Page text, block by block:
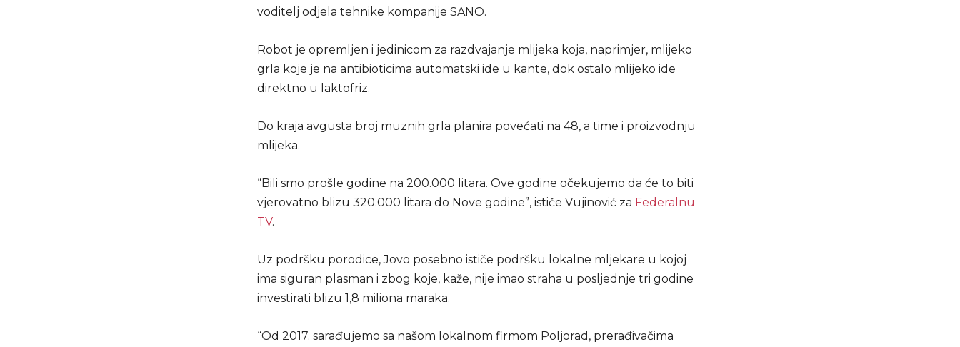
voditelj odjela tehnike kompanije SANO.
Robot je opremljen i jedinicom za razdvajanje mlijeka koja, naprimjer, mlijeko
grla koje je na antibioticima automatski ide u kante, dok ostalo mlijeko ide
direktno u laktofriz.
Do kraja avgusta broj muznih grla planira povećati na 48, a time i proizvodnju
mlijeka.
“Bili smo prošle godine na 200.000 litara. Ove godine očekujemo da će to biti
vjerovatno blizu 320.000 litara do Nove godine”, ističe Vujinović za Federalnu
TV.
Uz podršku porodice, Jovo posebno ističe podršku lokalne mljekare u kojoj
ima siguran plasman i zbog koje, kaže, nije imao straha u posljednje tri godine
investirati blizu 1,8 miliona maraka.
“Od 2017. sarađujemo sa našom lokalnom firmom Poljorad, prerađivačima